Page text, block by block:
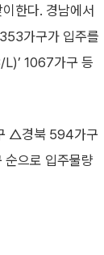
한다. 경남에서
가구가 입주를
L)’ 1067가구 등
△경북 594가구
으로 입주물량